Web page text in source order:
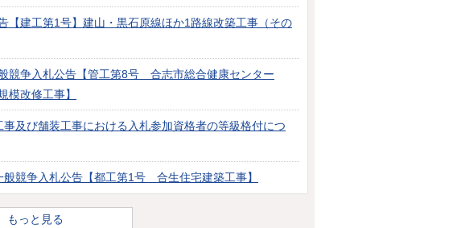
【建工第1号】建山・黒石原線ほか1路線改築工事（その
競争入札公告【管工第8号 合志市総合健康センター
模改修工事】
及び舗装工事における入札参加資格者の等級格付につ
般競争入札公告【都工第1号 合生住宅建築工事】
もっと見る